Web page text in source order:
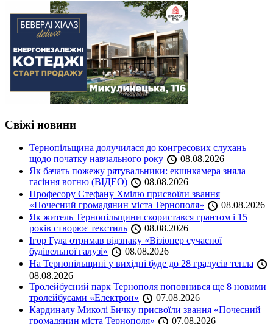
Свіжі новини
Тернопільщина долучилася до конгресових слухань
щодо початку навчального року
08.08.2026
Як бачать пожежу рятувальники: екшнкамера зняла
гасіння вогню (ВІДЕО)
08.08.2026
Професору Стефану Хмілю присвоїли звання
«Почесний громадянин міста Тернополя»
08.08.2026
Як житель Тернопільщини скористався грантом і 15
років створює текстиль
08.08.2026
Ігор Гуда отримав відзнаку «Візіонер сучасної
будівельної галузі»
08.08.2026
На Тернопільщині у вихідні буде до 28 градусів тепла
08.08.2026
Тролейбусний парк Тернополя поповнився ще 8 новими
тролейбусами «Електрон»
07.08.2026
Кардиналу Миколі Бичку присвоїли звання «Почесний
громадянин міста Тернополя»
07.08.2026